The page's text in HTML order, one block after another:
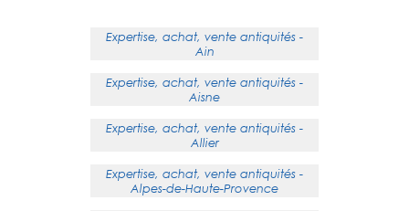
Expertise, achat, vente antiquités -
Ain
Expertise, achat, vente antiquités -
Aisne
Expertise, achat, vente antiquités -
Allier
Expertise, achat, vente antiquités -
Alpes-de-Haute-Provence